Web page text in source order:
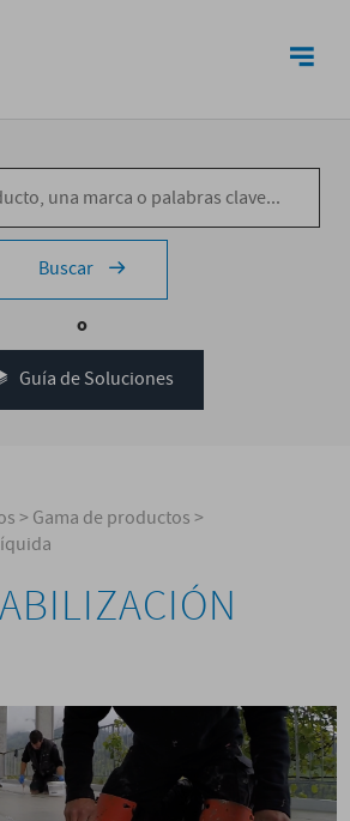
Buscar
o
Guía de Soluciones
>Gama de productos>